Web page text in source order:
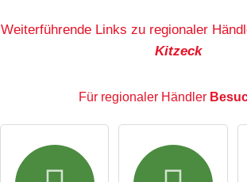
Hiermit akzeptiere ich die .
Weiterführende Links zu regionaler
Kitzeck
Für regionaler Händler